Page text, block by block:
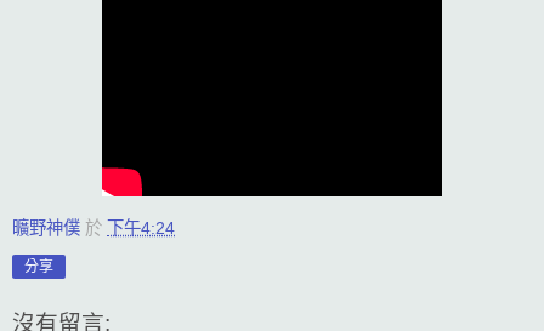
曠野神僕 於 下午4:24
分享
沒有留言: